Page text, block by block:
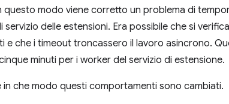
questo modo viene corretto un problema di
delle estensioni. Era possibile che si
e che i timeout troncassero il lavoro asincrono.
minuti per i worker del servizio di estensione.
che modo questi comportamenti sono cambiati.